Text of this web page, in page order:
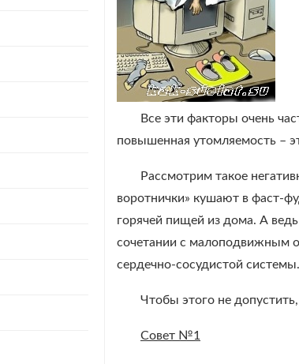
Все эти факторы очень
повышенная утомляемость –
Рассмотрим такое
воротнички» кушают в фаст-
горячей пищей из дома. А
сочетании с малоподвижным
сердечно-сосудистой системы.
Чтобы этого не
Совет №1